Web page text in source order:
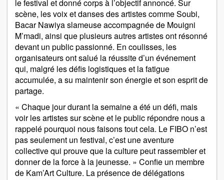
le festival et donné corps à l’objectif annoncé. Sur
scène, les voix et danses des artistes comme Soubi,
Bacar Nawiya slameuse accompagnée de Mouigni
M’madi, ainsi que plusieurs autres artistes ont résonné
devant un public passionné. En coulisses, les
organisateurs ont salué la réussite d’un événement
qui, malgré les défis logistiques et la fatigue
accumulée, a su maintenir son énergie et son esprit de
partage.
« Chaque jour durant la semaine a été un défi, mais
voir les artistes sur scène et le public répondre nous a
rappelé pourquoi nous faisons tout cela. Le FIBO n’est
pas seulement un festival, c’est une aventure
collective qui prouve que la culture peut rassembler et
donner de la force à la jeunesse. » Confie un membre
de Kam’Art Culture. La présence de délégations